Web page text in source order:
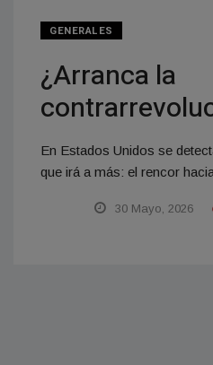
GENERALES
¿Arranca la
En Estados Unidos se
que irá a más: el rencor
30 Mayo, 2026